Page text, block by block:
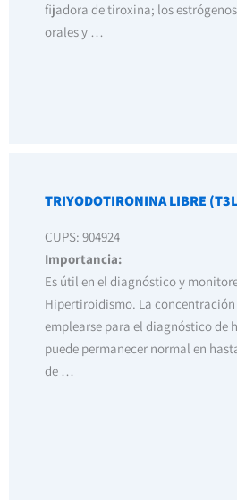
fijadora de tiroxina; los
orales y …
TRIYODOTIRONINA LIBRE
CUPS: 904924
Importancia:
Es útil en el diagnóstico y
Hipertiroidismo. La concentración
emplearse para el diagnóstico de
puede permanecer normal en
de …